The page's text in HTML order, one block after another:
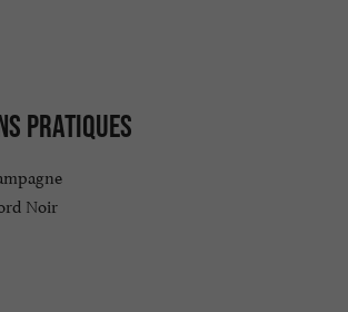
pratiques
Noir